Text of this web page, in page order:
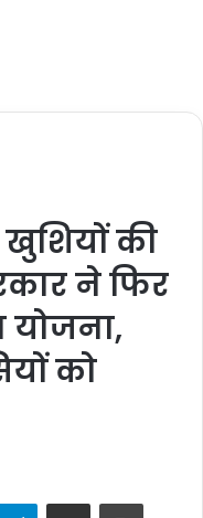
खुशियों की
ने फिर
को
Telegram